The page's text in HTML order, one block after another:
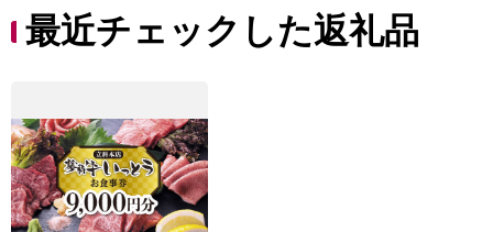
最近チェックした返礼品